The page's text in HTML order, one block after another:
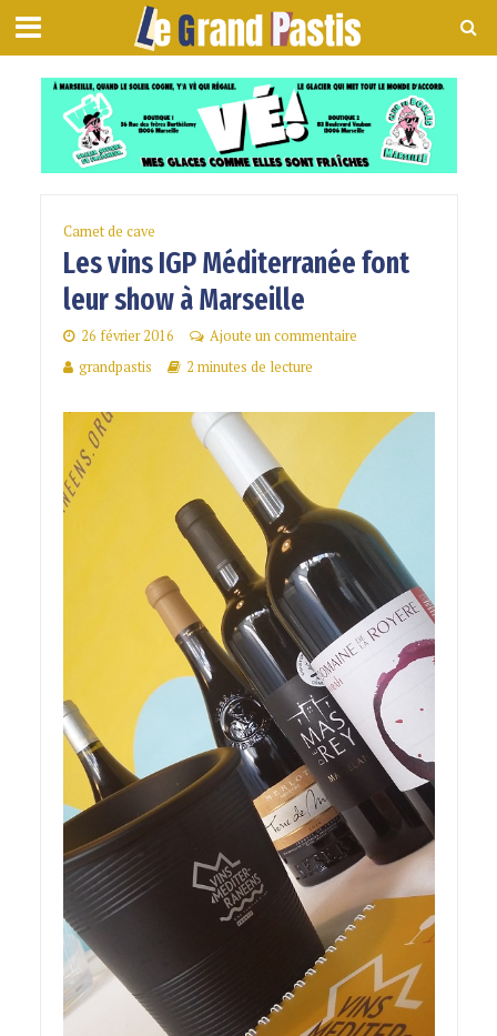
Carnet de cave
Les vins IGP Méditerranée font
leur show à Marseille
26 février 2016
Ajoute un commentaire
grandpastis
2 minutes de lecture